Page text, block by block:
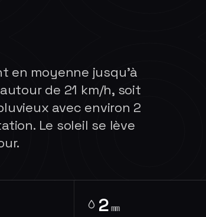
en moyenne jusqu'à
de 21 km/h, soit
avec environ 2
Le soleil se lève
2 mm